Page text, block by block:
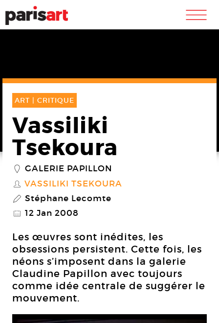
m
ART | CRITIQUE
Vassiliki
Tsekoura
_ GALERIE PAPILLON
S VASSILIKI TSEKOURA
P Stéphane Lecomte
@ 12 Jan 2008
Les œuvres sont inédites, les
obsessions persistent. Cette fois, les
néons s’imposent dans la galerie
Claudine Papillon avec toujours
comme idée centrale de suggérer le
mouvement.